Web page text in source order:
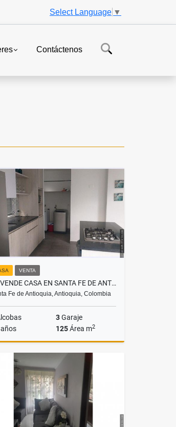
Select Language ▼
Contáctenos
VENTA
SE VENDE CASA EN SANTA FE DE ANTOQUIA
Fe de Antioquia, Antioquia, Colombia
3Garaje
125Área m2
$690.000.000